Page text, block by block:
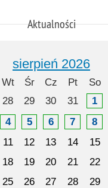
Aktualności
sierpień 2026
Wt Śr Cz Pt So
28 29 30 31 1
4 5 6 7 8
11 12 13 14 15
18 19 20 21 22
25 26 27 28 29